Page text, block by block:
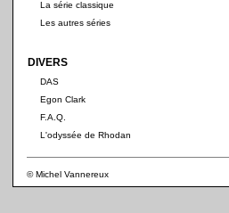
La série classique
Les autres séries
DIVERS
DAS
Egon Clark
F.A.Q.
L'odyssée de Rhodan
© Michel Vannereux